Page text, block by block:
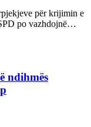
për krijimin e
po vazhdojnë…
ndihmës